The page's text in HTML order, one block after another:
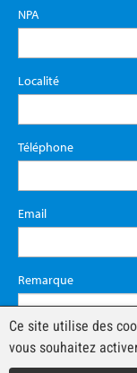
NPA
Localité
Téléphone
Email
Remarque
Ce site utilise des
vous souhaitez